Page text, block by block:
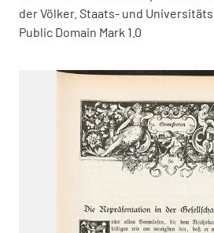
der Völker. Staats- und
Public Domain Mark 1.0